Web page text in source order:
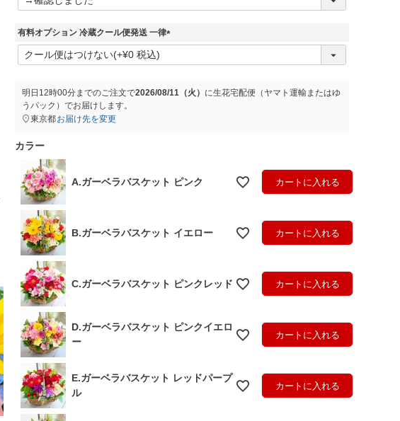
)
有料オプション 冷蔵クール便発送 一律
(
明日 12時00分までのご注文で2026/08/11（火） に生花宅配便（ヤマト運輸またはゆ
うパック） でお届けします。
東京都お届け先を変更
カラー
A.ガーベラバスケット ピンク カートに入れる
B.ガーベラバスケット イエロー カートに入れる
C.ガーベラバスケット ピンクレッド カートに入れる
D.ガーベラバスケット ピンクイエロ
ー
カートに入れる
E.ガーベラバスケット レッドパープ
ル
カートに入れる